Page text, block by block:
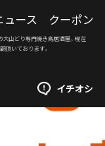
ュース クーポン
大山どり専門焼き鳥居酒屋。現在
頂いております。
イチオシ